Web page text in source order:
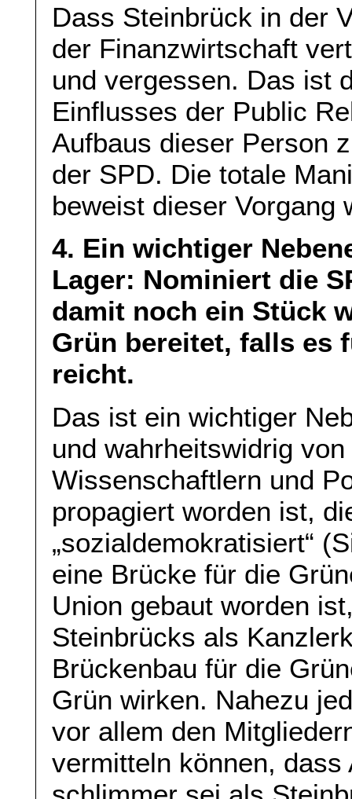
Dass Steinbrück in der
der Finanzwirtschaft
und vergessen. Das ist
Einflusses der Public
Aufbaus dieser Person
der SPD. Die totale
beweist dieser Vorgang
4. Ein wichtiger
Lager: Nominiert die
damit noch ein Stück
Grün bereitet, falls es
reicht.
Das ist ein wichtiger
und wahrheitswidrig
Wissenschaftlern und
propagiert worden ist,
„sozialdemokratisiert“
eine Brücke für die
Union gebaut worden
Steinbrücks als
Brückenbau für die
Grün wirken. Nahezu
vor allem den
vermitteln können,